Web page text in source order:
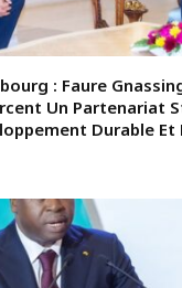
: Faure
Un Partenariat
Durable Et